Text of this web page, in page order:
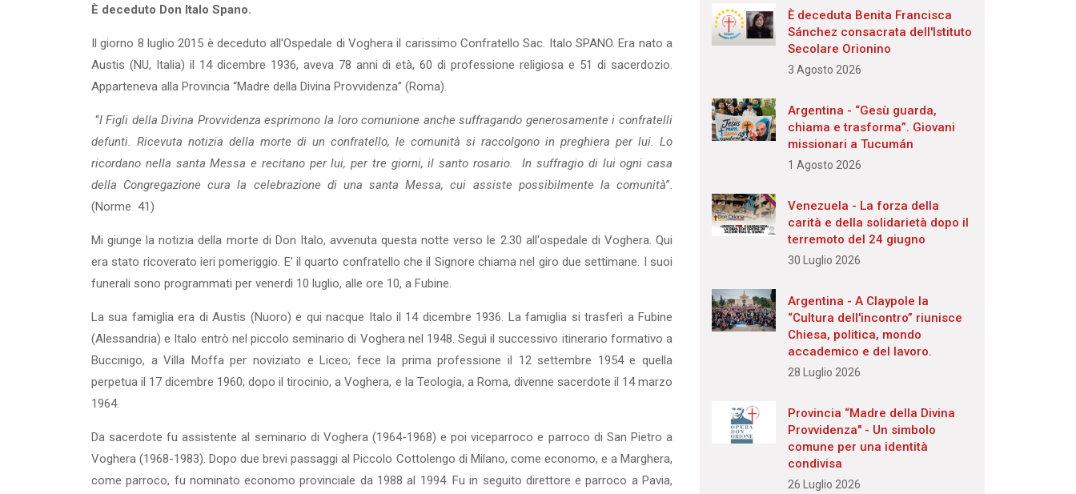
È deceduto Don Italo Spano.
Il giorno 8 luglio 2015 è deceduto all'Ospedale di Voghera il carissimo Confratello Sac. Italo SPANO. Era nato a
Austis (NU, Italia) il 14 dicembre 1936, aveva 78 anni di età, 60 di professione religiosa e 51 di sacerdozio.
Apparteneva alla Provincia “Madre della Divina Provvidenza” (Roma).
“I Figli della Divina Provvidenza esprimono la loro comunione anche suffragando generosamente i confratelli
defunti. Ricevuta notizia della morte di un confratello, le comunità si raccolgono in preghiera per lui. Lo
ricordano nella santa Messa e recitano per lui, per tre giorni, il santo rosario. In suffragio di lui ogni casa
della Congregazione cura la celebrazione di una santa Messa, cui assiste possibilmente la comunità”.
(Norme 41)
Mi giunge la notizia della morte di Don Italo, avvenuta questa notte verso le 2.30 all'ospedale di Voghera. Qui
era stato ricoverato ieri pomeriggio. E' il quarto confratello che il Signore chiama nel giro due settimane. I suoi
funerali sono programmati per venerdì 10 luglio, alle ore 10, a Fubine.
La sua famiglia era di Austis (Nuoro) e qui nacque Italo il 14 dicembre 1936. La famiglia si trasferì a Fubine
(Alessandria) e Italo entrò nel piccolo seminario di Voghera nel 1948. Seguì il successivo itinerario formativo a
Buccinigo, a Villa Moffa per noviziato e Liceo; fece la prima professione il 12 settembre 1954 e quella
perpetua il 17 dicembre 1960; dopo il tirocinio, a Voghera, e la Teologia, a Roma, divenne sacerdote il 14 marzo
1964.
Da sacerdote fu assistente al seminario di Voghera (1964-1968) e poi viceparroco e parroco di San Pietro a
Voghera (1968-1983). Dopo due brevi passaggi al Piccolo Cottolengo di Milano, come economo, e a Marghera,
come parroco, fu nominato economo provinciale da 1988 al 1994. Fu in seguito direttore e parroco a Pavia,
È deceduta Benita Francisca
Sánchez consacrata dell'Istituto
Secolare Orionino
3 Agosto 2026
Argentina - “Gesù guarda,
chiama e trasforma”. Giovani
missionari a Tucumán
1 Agosto 2026
Venezuela - La forza della
carità e della solidarietà dopo il
terremoto del 24 giugno
30 Luglio 2026
Argentina - A Claypole la
“Cultura dell'incontro” riunisce
Chiesa, politica, mondo
accademico e del lavoro.
28 Luglio 2026
Provincia “Madre della Divina
Provvidenza" - Un simbolo
comune per una identità
condivisa
26 Luglio 2026